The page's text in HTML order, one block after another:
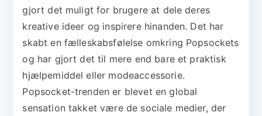
gjort det muligt for brugere at dele deres
kreative ideer og inspirere hinanden. Det har
skabt en fælleskabsfølelse omkring Popsockets
og har gjort det til mere end bare et praktisk
hjælpemiddel eller modeaccessorie.
Popsocket-trenden er blevet en global
sensation takket være de sociale medier, der